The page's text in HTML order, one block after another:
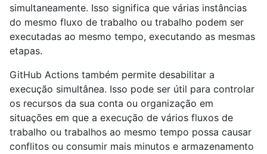
simultaneamente. Isso significa que várias instâncias
do mesmo fluxo de trabalho ou trabalho podem ser
executadas ao mesmo tempo, executando as mesmas
etapas.
GitHub Actions também permite desabilitar a
execução simultânea. Isso pode ser útil para controlar
os recursos da sua conta ou organização em
situações em que a execução de vários fluxos de
trabalho ou trabalhos ao mesmo tempo possa causar
conflitos ou consumir mais minutos e armazenamento